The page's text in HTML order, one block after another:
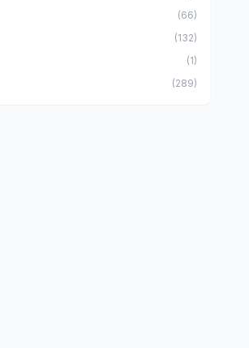
(66)
(132)
(1)
(289)